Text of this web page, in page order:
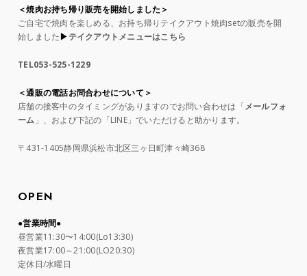
＜焼肉お持ち帰り販売を開始しました＞
ご自宅で焼肉を楽しめる、お持ち帰りテイクアウト焼肉setの販売を開
始しました▶︎テイクアウトメニューはこちら
TEL053-525-1229
＜通販の電話お問合わせについて＞
店舗の接客中のタイミングがありますのでお問い合わせは「メールフォ
ーム 」、および下記の「LINE」でいただけると助かります。
〒431-1405静岡県浜松市北区三ヶ日町津々崎368
OPEN
●営業時間●
昼営業11:30〜14:00(Lo13:30)
夜営業17:00～21:00(LO20:30)
定休日/水曜日